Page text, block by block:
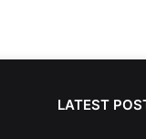
LATEST